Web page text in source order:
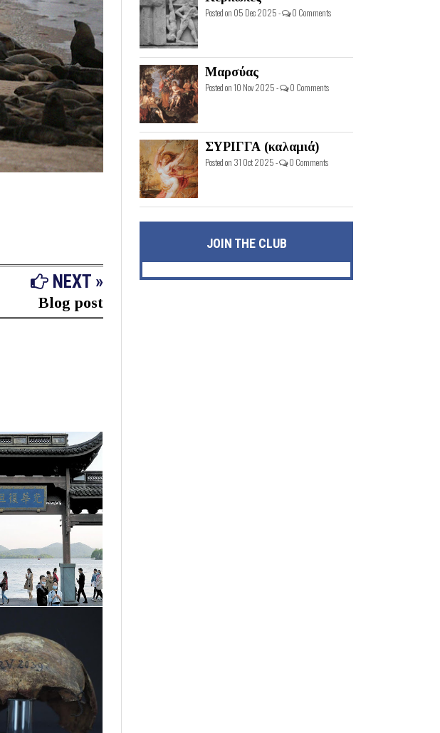
NEXT »
Blog post
Posted on 05 Dec 2025 - 0 Comments
Μαρσύας
Posted on 10 Nov 2025 - 0 Comments
ΣΥΡΙΓΓΑ (καλαμιά)
Posted on 31 Oct 2025 - 0 Comments
JOIN THE CLUB